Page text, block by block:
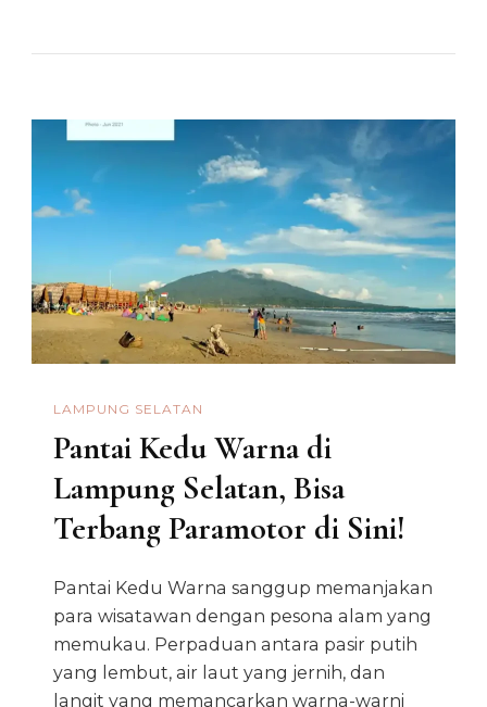
LAMPUNG SELATAN
Pantai Kedu Warna di
Lampung Selatan, Bisa
Terbang Paramotor di Sini!
Pantai Kedu Warna sanggup memanjakan
para wisatawan dengan pesona alam yang
memukau. Perpaduan antara pasir putih
yang lembut, air laut yang jernih, dan
langit yang memancarkan warna-warni